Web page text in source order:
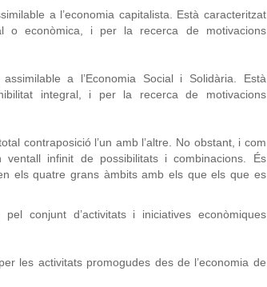
a l’economia capitalista. Està caracteritzat
o econòmica, i per la recerca de motivacions
a l’Economia Social i Solidària. Està
integral, i per la recerca de motivacions
contraposició l’un amb l’altre. No obstant, i com
infinit de possibilitats i combinacions. És
els quatre grans àmbits amb els que els que es
conjunt d’activitats i iniciatives econòmiques
les activitats promogudes des de l’economia de